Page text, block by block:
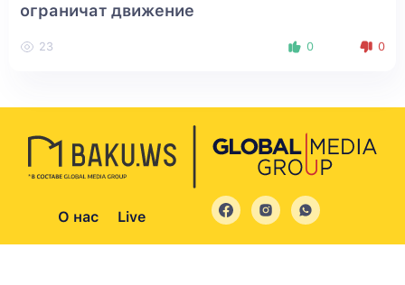
ограничат движение
23 0 0
О нас Live